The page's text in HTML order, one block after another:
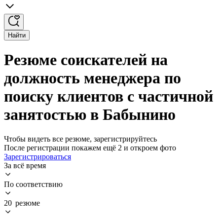
Найти
Резюме соискателей на
должность менеджера по
поиску клиентов с частичной
занятостью в Бабынино
Чтобы видеть все резюме, зарегистрируйтесь
После регистрации покажем ещё 2 и откроем фото
Зарегистрироваться
За всё время
По соответствию
20 резюме